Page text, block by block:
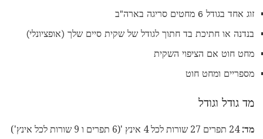
זוג אחד בגודל 6 מחטים סריגה בארה"ב
בנדנה או חתיכת בד חתוך לגודל של שקית סיים שלך (אופציונלי)
מחט חוט אם הציפוי השקית
מספריים ומחט חוט
מד גודל וגודל
מד:
24 תפרים 27 שורות לכל 4 אינץ '(6 תפרים ו 9 שורות לכל אינץ')